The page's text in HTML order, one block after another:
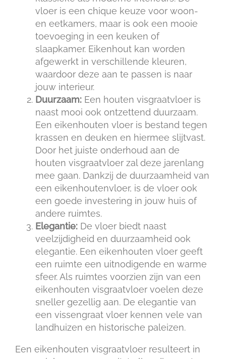
vloer is een chique keuze voor woon-
en eetkamers, maar is ook een mooie
toevoeging in een keuken of
slaapkamer. Eikenhout kan worden
afgewerkt in verschillende kleuren,
waardoor deze aan te passen is naar
jouw interieur.
Duurzaam:Een houten visgraatvloer is
naast mooi ook ontzettend duurzaam.
Een eikenhouten vloer is bestand tegen
krassen en deuken en hiermee slijtvast.
Door het juiste onderhoud aan de
houten visgraatvloer zal deze jarenlang
mee gaan. Dankzij de duurzaamheid van
een eikenhoutenvloer, is de vloer ook
een goede investering in jouw huis of
andere ruimtes.
Elegantie:De vloer biedt naast
veelzijdigheid en duurzaamheid ook
elegantie. Een eikenhouten vloer geeft
een ruimte een uitnodigende en warme
sfeer. Als ruimtes voorzien zijn van een
eikenhouten visgraatvloer voelen deze
sneller gezellig aan. De elegantie van
een vissengraat vloer kennen vele van
landhuizen en historische paleizen.
Een eikenhouten visgraatvloer resulteert in